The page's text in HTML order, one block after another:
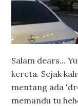
Salam dears...
kereta. Sejak
mentang ada
memandu tu